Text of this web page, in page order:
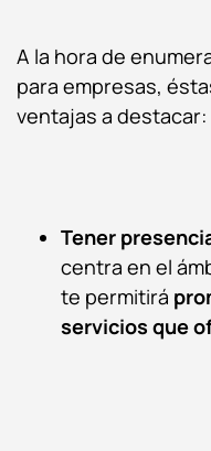
A la hora de
para empresas,
ventajas a destacar:
Tener
centra en el
te permitirá
servicios que